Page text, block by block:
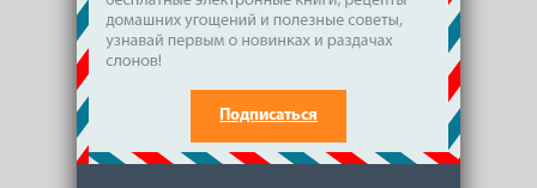
Подписаться